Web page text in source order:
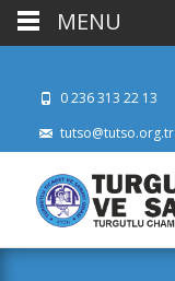
0 236 313 22 13
tutso@tutso.org.tr
MENU